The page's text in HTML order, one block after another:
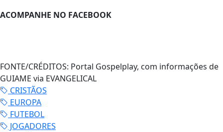
ACOMPANHE NO FACEBOOK
FONTE/CRÉDITOS: Portal Gospelplay, com informações de
GUIAME via EVANGELICAL
CRISTÃOS
EUROPA
FUTEBOL
JOGADORES